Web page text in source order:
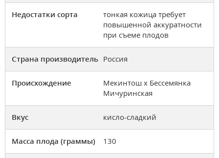
Недостатки сорта
тонкая кожица требует
повышенной аккуратности
при съеме плодов
Страна производитель Россия
Происхождение
Мекинтош х Бессемянка
Мичуринская
Вкус кисло-сладкий
Масса плода (граммы) 130